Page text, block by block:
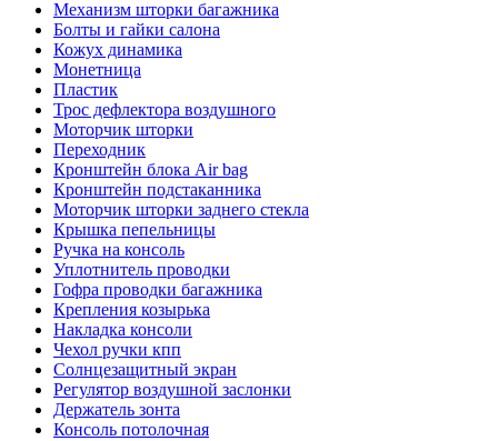
Механизм шторки багажника
Болты и гайки салона
Кожух динамика
Монетница
Пластик
Трос дефлектора воздушного
Моторчик шторки
Переходник
Кронштейн блока Air bag
Кронштейн подстаканника
Моторчик шторки заднего стекла
Крышка пепельницы
Ручка на консоль
Уплотнитель проводки
Гофра проводки багажника
Крепления козырька
Накладка консоли
Чехол ручки кпп
Солнцезащитный экран
Регулятор воздушной заслонки
Держатель зонта
Консоль потолочная